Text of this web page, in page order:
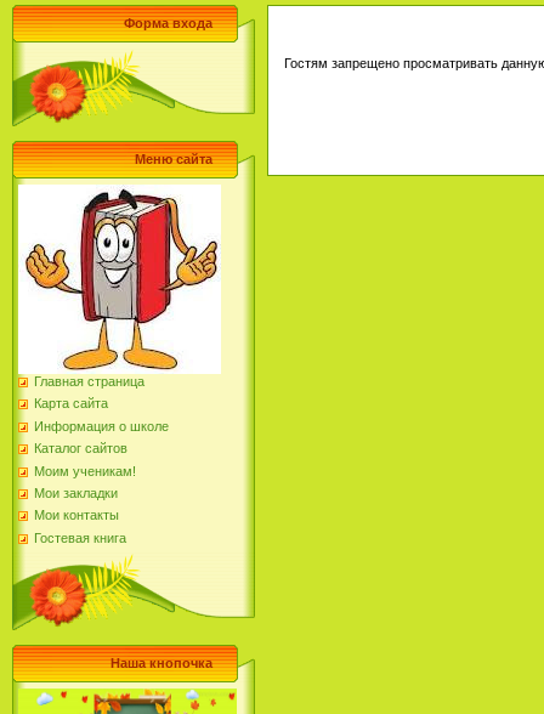
Форма входа
Меню сайта
Главная страница
Карта сайта
Информация о школе
Каталог сайтов
Моим ученикам!
Мои закладки
Мои контакты
Гостевая книга
Наша кнопочка
Гостям запрещено просматривать